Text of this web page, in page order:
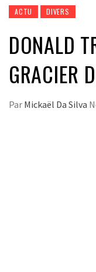
ACTU DIVERS
DONALD
GRACIER
Par Mickaël Da Silva